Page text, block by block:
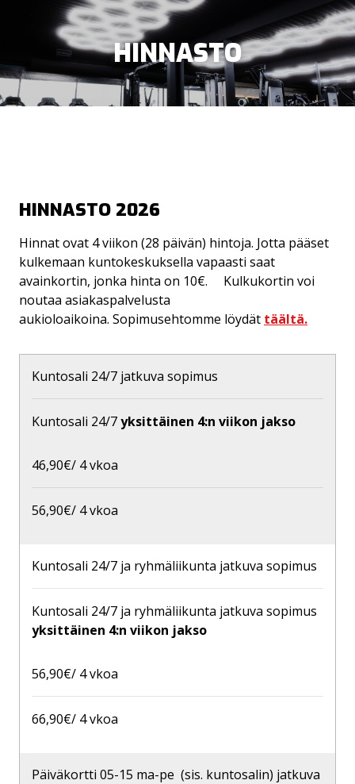
HINNASTO
HINNASTO 2026
Hinnat ovat 4 viikon (28 päivän) hintoja. Jotta pääset
kulkemaan kuntokeskuksella vapaasti saat
avainkortin, jonka hinta on 10€. Kulkukortin voi
noutaa asiakaspalvelusta
aukioloaikoina. Sopimusehtomme löydät täältä.
Kuntosali 24/7 jatkuva sopimus
Kuntosali 24/7yksittäinen 4:n viikon jakso
46,90€/ 4 vkoa
56,90€/ 4 vkoa
Kuntosali 24/7 ja ryhmäliikunta jatkuva sopimus
Kuntosali 24/7 ja ryhmäliikunta jatkuva sopimus
yksittäinen 4:n viikon jakso
56,90€/ 4 vkoa
66,90€/ 4 vkoa
Päiväkortti 05-15 ma-pe (sis. kuntosalin) jatkuva
OHJATUT TUNNIT
PERSONAL TRAINING
LAPSIPARKKI